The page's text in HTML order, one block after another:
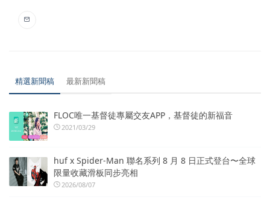
精選新聞稿 最新新聞稿
FLOC唯一基督徒專屬交友APP，基督徒的新福音
2021/03/29
huf x Spider-Man 聯名系列 8 月 8 日正式登台〜全球
限量收藏滑板同步亮相
2026/08/07